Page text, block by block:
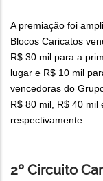
A premiação foi
Blocos Caricatos
R$ 30 mil para a
lugar e R$ 10 mil
vencedoras do
R$ 80 mil, R$ 40 mil
respectivamente.
2º Circuito